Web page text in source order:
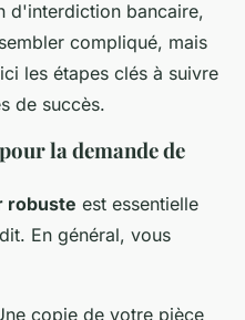
d'interdiction bancaire,
compliqué, mais
les étapes clés à suivre
de succès.
la demande de
robuste est essentielle
En général, vous
copie de votre pièce